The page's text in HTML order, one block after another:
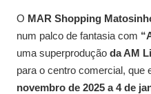
O MAR Shopping
num palco de fantasia com
uma superprodução da AM
para o centro comercial, que
novembro de 2025 a 4 de